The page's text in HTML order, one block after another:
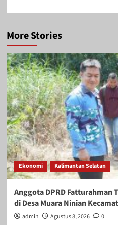
More Stories
Ekonomi Kalimantan Selatan
Anggota DPRD Fatturahman
di Desa Muara Ninian
admin Agustus 8, 2026 0